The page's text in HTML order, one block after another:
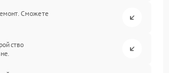
Сможете